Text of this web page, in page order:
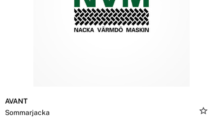
AVANT
Sommarjacka